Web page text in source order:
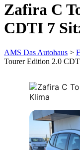
Zafira C
CDTI 7
AMS Das Autohaus >
Tourer Edition 2.0